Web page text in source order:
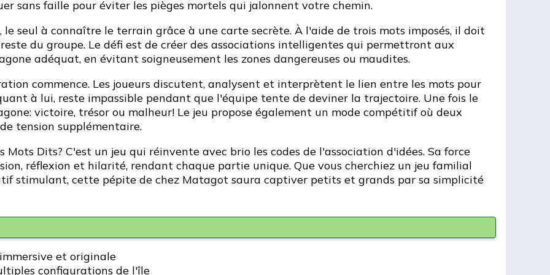
sans faille pour éviter les pièges mortels qui jalonnent votre chemin.
seul à connaître le terrain grâce à une carte secrète. À l'aide de trois mots imposés, il doit
du groupe. Le défi est de créer des associations intelligentes qui permettront aux
adéquat, en évitant soigneusement les zones dangereuses ou maudites.
commence. Les joueurs discutent, analysent et interprètent le lien entre les mots pour
à lui, reste impassible pendant que l'équipe tente de deviner la trajectoire. Une fois le
victoire, trésor ou malheur! Le jeu propose également un mode compétitif où deux
tension supplémentaire.
Mots Dits? C'est un jeu qui réinvente avec brio les codes de l'association d'idées. Sa force
réflexion et hilarité, rendant chaque partie unique. Que vous cherchiez un jeu familial
stimulant, cette pépite de chez Matagot saura captiver petits et grands par sa simplicité
et originale
configurations de l'île